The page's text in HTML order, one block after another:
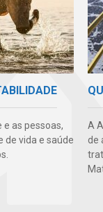
as pessoas,
de vida e saúde
A
de